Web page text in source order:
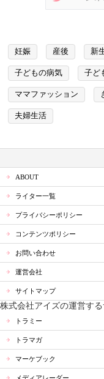
妊娠 産後 新
子どもの病気 子ど
ママファッション
夫婦生活
ABOUT
ライター一覧
プライバシーポリシー
コンテンツポリシー
お問い合わせ
運営会社
サイトマップ
株式会社アイズの運営する
トラミー
トラマガ
マーケブック